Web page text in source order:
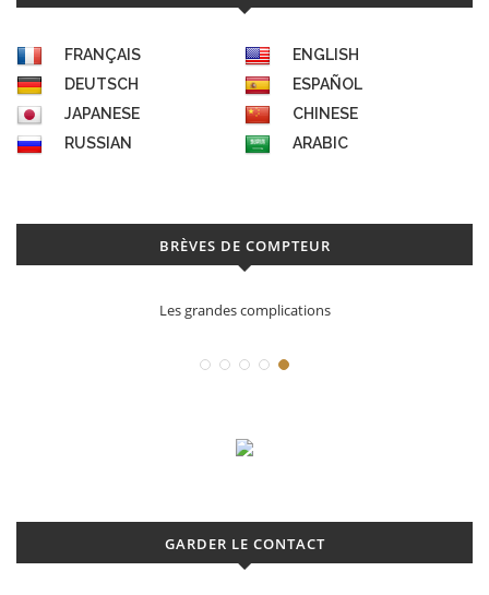
FRANÇAIS
ENGLISH
DEUTSCH
ESPAÑOL
JAPANESE
CHINESE
RUSSIAN
ARABIC
BRÈVES DE COMPTEUR
Déconstruction Parmigiani Fleurier
GARDER LE CONTACT